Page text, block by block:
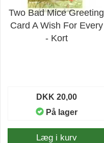
Two Bad Mice Greeting
Card A Wish For Every
- Kort
DKK 20,00
På lager
Læg i kurv